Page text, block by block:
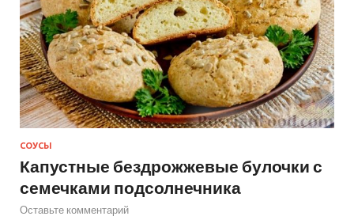
СОУСЫ
Капустные бездрожжевые булочки с
семечками подсолнечника
Оставьте комментарий